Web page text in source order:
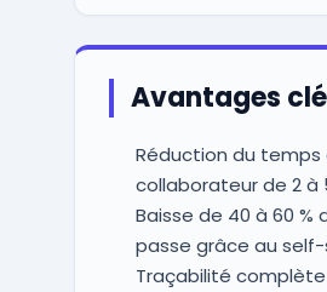
Avantages
Réduction du temps
collaborateur de 2 à
Baisse de 40 à 60
passe grâce au
Traçabilité complète